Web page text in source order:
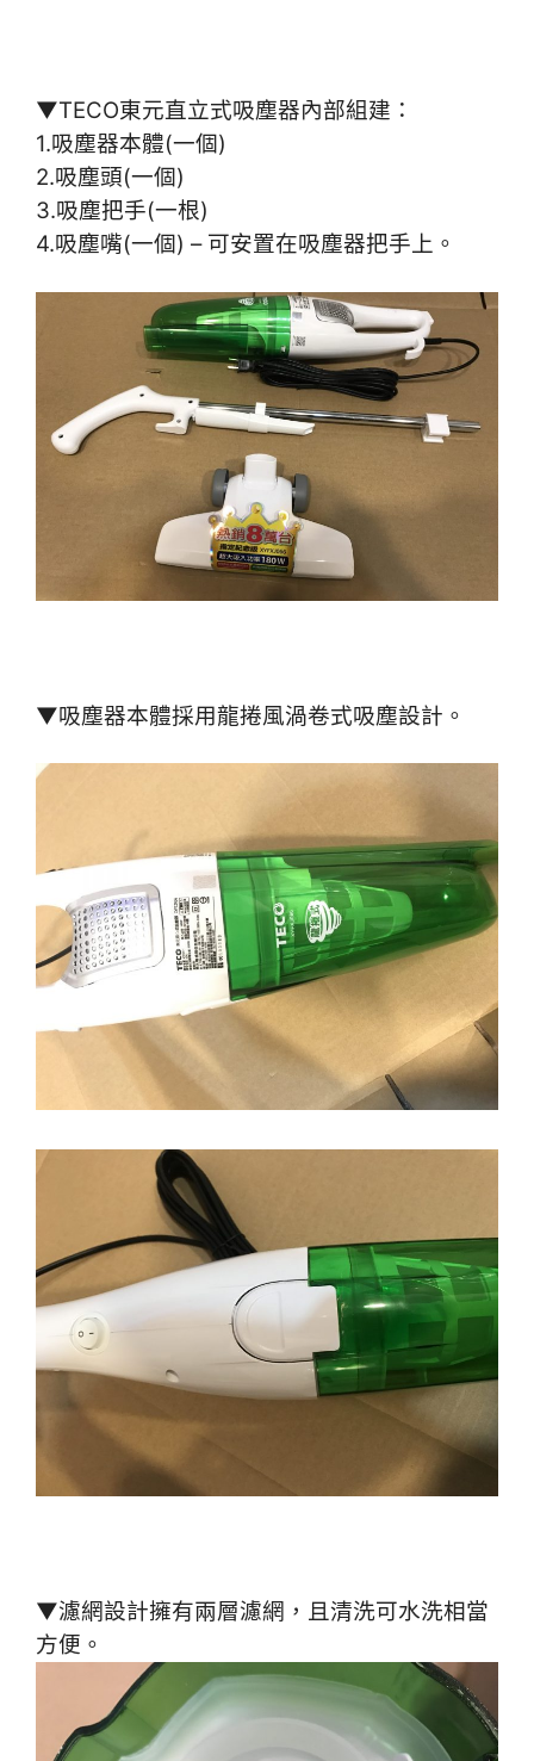
▼TECO東元直立式吸塵器內部組建：
1.吸塵器本體(一個)
2.吸塵頭(一個)
3.吸塵把手(一根)
4.吸塵嘴(一個) – 可安置在吸塵器把手上。
▼吸塵器本體採用龍捲風渦卷式吸塵設計。
▼濾網設計擁有兩層濾網，且清洗可水洗相當
方便。